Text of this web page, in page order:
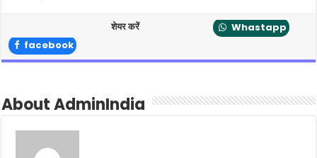
शेयर करें
Whastapp
facebook
About AdminIndia